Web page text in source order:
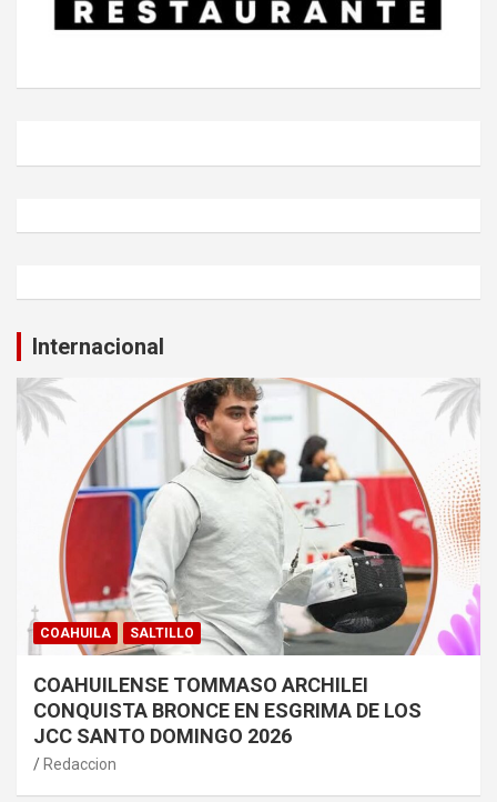
Internacional
COAHUILA SALTILLO
COAHUILENSE TOMMASO ARCHILEI
CONQUISTA BRONCE EN ESGRIMA DE LOS
JCC SANTO DOMINGO 2026
Redaccion